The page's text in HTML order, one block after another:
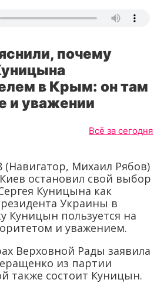
почему
в Крым: он там
и уважении
Всё за сегодня
(Навигатор, Михаил Рябов)
остановил свой выбор
Куницына как
Украины в
Куницын пользуется на
и уважением.
Верховной Рады заявила
из партии
также состоит Куницын.